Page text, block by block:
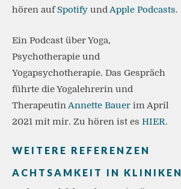
hören aufSpotify undApple Podcasts.
Ein Podcast über Yoga,
Psychotherapie und
Yogapsychotherapie. Das Gespräch
führte die Yogalehrerin und
TherapeutinAnnette Bauer im April
2021 mit mir. Zu hören ist es HIER.
WEITERE REFERENZEN
ACHTSAMKEIT IN KLINIKEN